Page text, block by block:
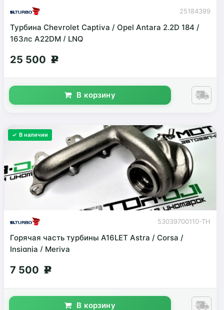
25184399
Турбина Chevrolet Captiva / Opel Antara 2.2D 184 /
163лс A22DM / LNQ
25 500 g
В корзину
✓ В наличии
53039700110-TH
Горячая часть турбины A16LET Astra / Corsa /
Insignia / Meriva
7 500 g
В корзину